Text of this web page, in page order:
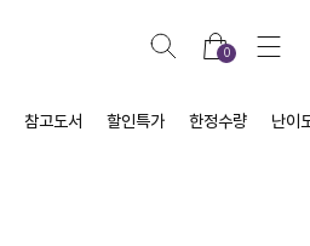
0
참고도서 할인특가 한정수량 난이